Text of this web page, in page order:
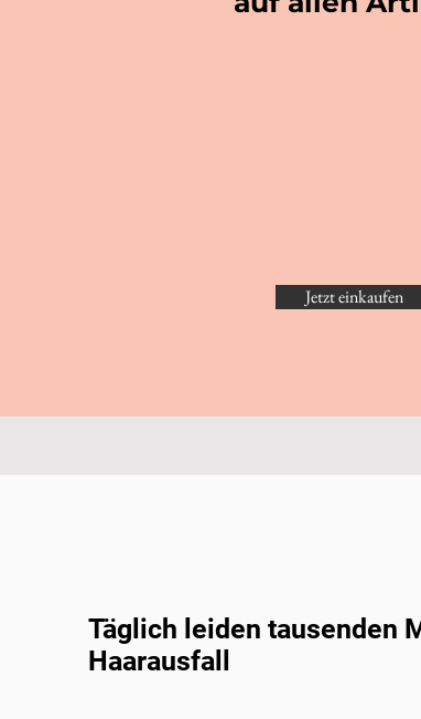
Jetzt einkaufen
Täglich leiden tausenden
Haarausfall